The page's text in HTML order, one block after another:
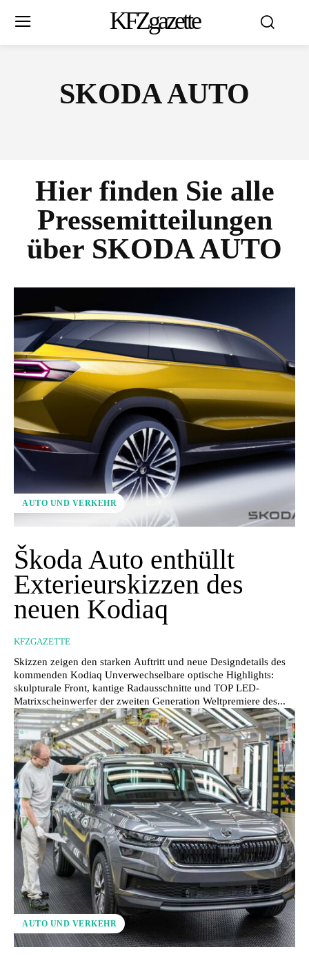
KFZgazette
SKODA AUTO
Hier finden Sie alle
Pressemitteilungen
über SKODA AUTO
AUTO UND VERKEHR
Škoda Auto enthüllt
Exterieurskizzen des
neuen Kodiaq
KFZGAZETTE
Skizzen zeigen den starken Auftritt und neue Designdetails des
kommenden Kodiaq Unverwechselbare optische Highlights:
skulpturale Front, kantige Radausschnitte und TOP LED-
Matrixscheinwerfer der zweiten Generation Weltpremiere des...
AUTO UND VERKEHR